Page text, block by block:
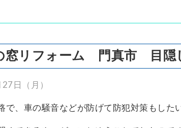
窓リフォーム 門真市 目隠
日（月）
で、車の騒音などが防げて防犯対策もした